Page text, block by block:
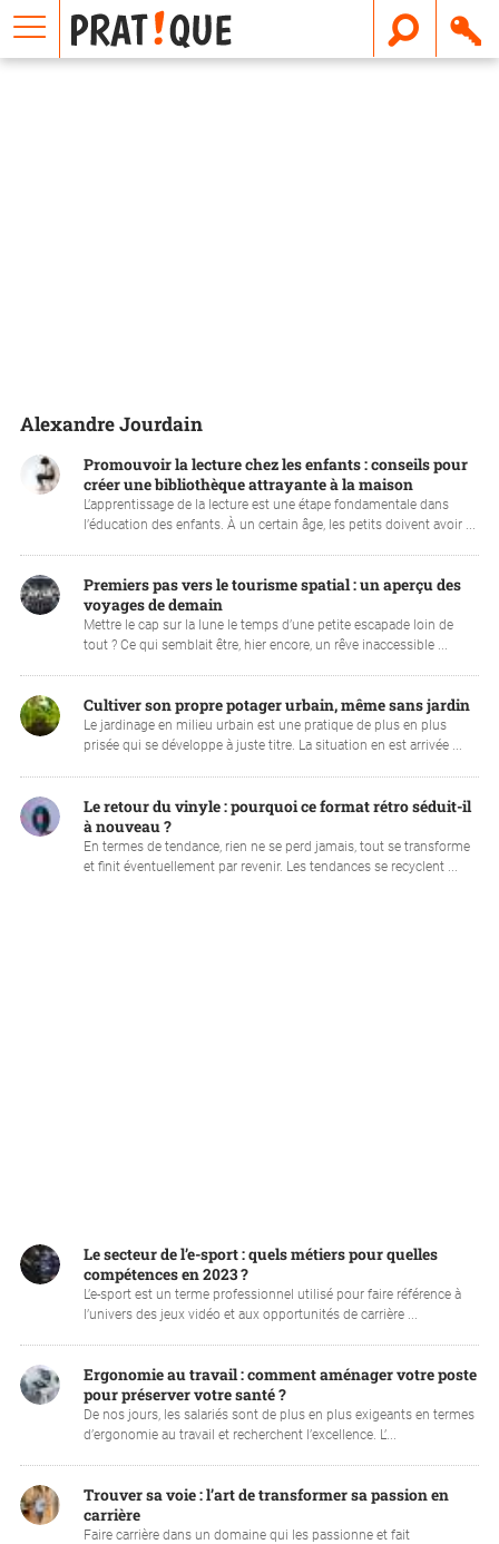
Alexandre Jourdain
Promouvoir la lecture chez les enfants : conseils pour
créer une bibliothèque attrayante à la maison
L’apprentissage de la lecture est une étape fondamentale dans
l’éducation des enfants. À un certain âge, les petits doivent avoir ...
Premiers pas vers le tourisme spatial : un aperçu des
voyages de demain
Mettre le cap sur la lune le temps d’une petite escapade loin de
tout ? Ce qui semblait être, hier encore, un rêve inaccessible ...
Cultiver son propre potager urbain, même sans jardin
Le jardinage en milieu urbain est une pratique de plus en plus
prisée qui se développe à juste titre. La situation en est arrivée ...
Le retour du vinyle : pourquoi ce format rétro séduit-il
à nouveau ?
En termes de tendance, rien ne se perd jamais, tout se transforme
et finit éventuellement par revenir. Les tendances se recyclent ...
Le secteur de l’e-sport : quels métiers pour quelles
compétences en 2023 ?
L’e-sport est un terme professionnel utilisé pour faire référence à
l’univers des jeux vidéo et aux opportunités de carrière ...
Ergonomie au travail : comment aménager votre poste
pour préserver votre santé ?
De nos jours, les salariés sont de plus en plus exigeants en termes
d’ergonomie au travail et recherchent l’excellence. L’...
Trouver sa voie : l’art de transformer sa passion en
carrière
Faire carrière dans un domaine qui les passionne et fait
E
m
a